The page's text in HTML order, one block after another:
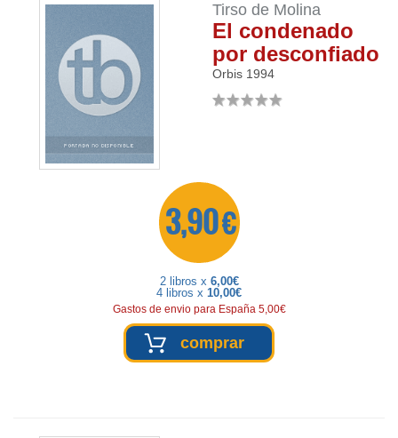
Tirso de Molina
El condenado
por desconfiado
Orbis 1994
3,90 €
2 libros x 6,00€
4 libros x 10,00€
Gastos de envio para España 5,00€
comprar